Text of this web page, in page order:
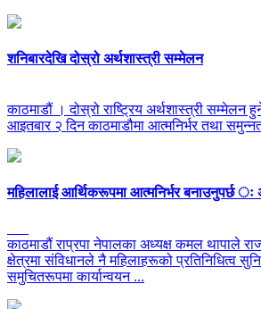
शनिबारदेखि दोस्रो अर्थशास्त्री सम्मेलन
काठमाडौं । दोस्रो राष्ट्रिय अर्थशास्त्री सम्मेलन
आइतबार २ दिन काठमाडौमा आत्मनिर्भर तथा
महिलालाई आर्थिकरूपमा आत्मनिर्भर बनाउनुपर्छ ः
काठमाडौं राप्रपा नेपालका अध्यक्ष कमल थापाले
क्षेत्रमा संविधानले नै महिलाहरूको प्रतिनिधित्व
समुचितरूपमा कार्यान्वयन ...